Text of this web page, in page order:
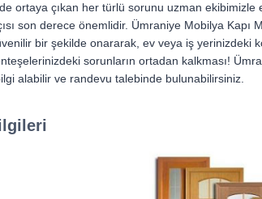
ortaya çıkan her türlü sorunu uzman ekibimizle
son derece önemlidir. Ümraniye Mobilya Kapı
bir şekilde onararak, ev veya iş yerinizdeki
sorunların ortadan kalkması!
alabilir ve randevu talebinde bulunabilirsiniz.